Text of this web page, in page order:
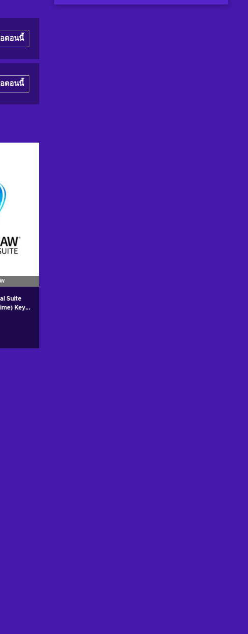
ตอนนี้
ตอนนี้
Suite
Key